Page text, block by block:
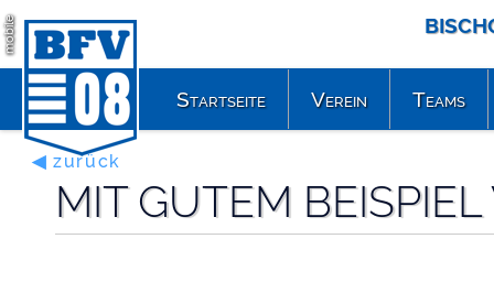
mobile
◀ zurück
MIT GUTEM
Startseite Verein Teams